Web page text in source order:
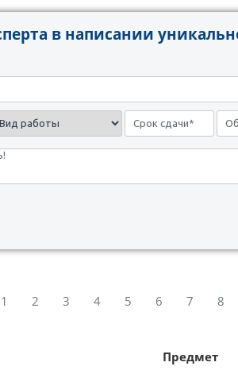
в написании
1 2 3 4 5 6 7 8
Предмет